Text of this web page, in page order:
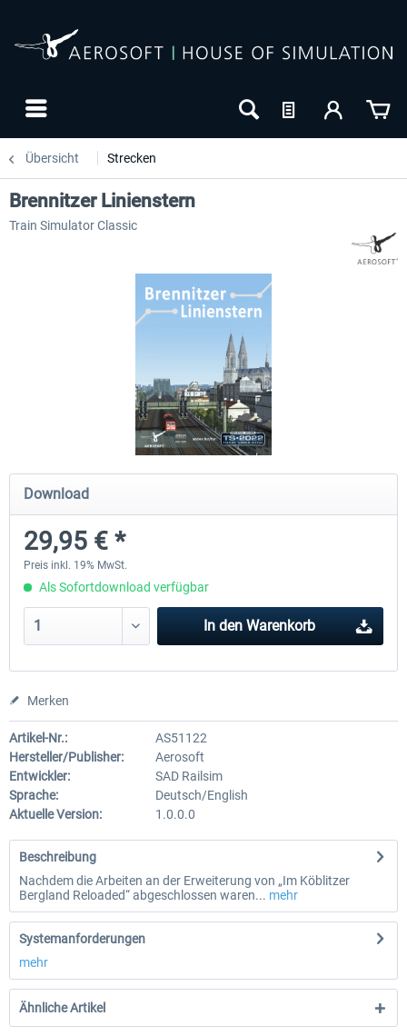
Übersicht Strecken
Im Köblitzer Bergland 3 reloaded
29,95 € *
VirtualTracks - Ringbahn
Brennitzer Linienstern
Train Simulator Classic
Download
29,95 € *
Preis inkl. 19% MwSt.
Als Sofortdownload verfügbar
In den Warenkorb
Merken
Artikel-Nr.:
AS51122
Hersteller/Publisher:
Aerosoft
Entwickler:
SAD Railsim
Sprache:
Deutsch/English
Aktuelle Version:
1.0.0.0
Beschreibung
Nachdem die Arbeiten an der Erweiterung von „Im Köblitzer
Bergland Reloaded“ abgeschlossen waren... mehr
Systemanforderungen
mehr
Ähnliche Artikel